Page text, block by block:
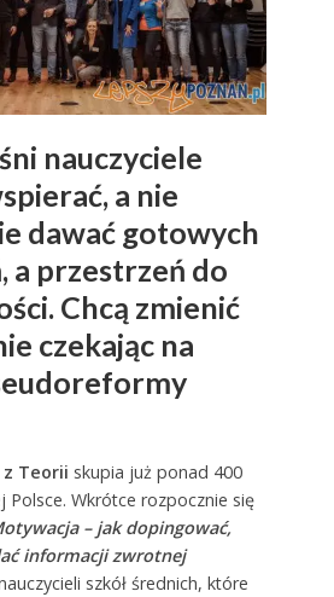
nauczyciele
a nie
dawać gotowych
a przestrzeń do
Chcą zmienić
czekając na
Teorii skupia już ponad 400
Polsce. Wkrótce rozpocznie się
– jak dopingować,
informacji zwrotnej
szkół średnich, które